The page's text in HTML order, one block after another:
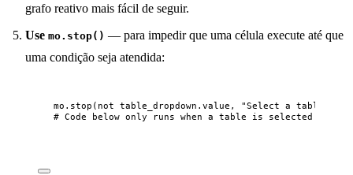
grafo reativo mais fácil de seguir.
Use mo.stop() — para impedir que uma célula execute até que
uma condição seja atendida:
mo. stop ( not table_dropdown.value , "Select a table
# Code below only runs when a table is selected